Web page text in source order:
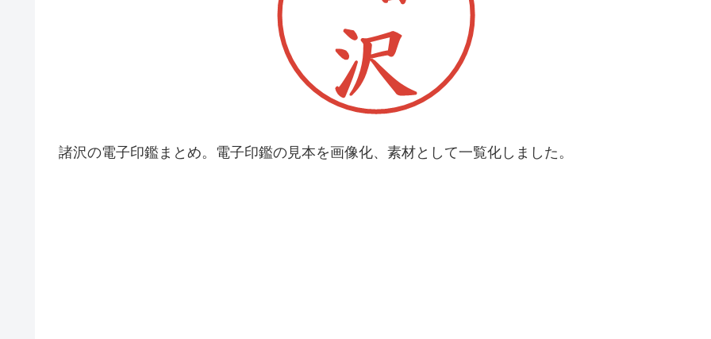
諸沢の電子印鑑まとめ。電子印鑑の見本を画像化、素材として一覧化しました。